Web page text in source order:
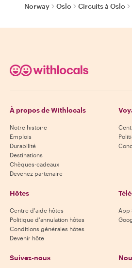
Norway Oslo Circuits à Oslo
À propos de Withlocals
Notre histoire
Emplois
Durabilité
Destinations
Chèques-cadeaux
Devenez partenaire
Hôtes
Centre d'aide hôtes
Politique d'annulation hôtes
Conditions générales hôtes
Devenir hôte
App
Suivez-nous